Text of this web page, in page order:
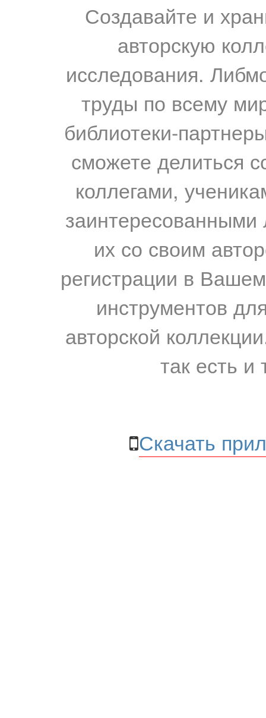
Создавайте и
авторскую
исследования.
труды по всему
библиотеки-
сможете делиться
коллегами,
их со своим
регистрации в
инструментов
авторской
так есть и
Скачать